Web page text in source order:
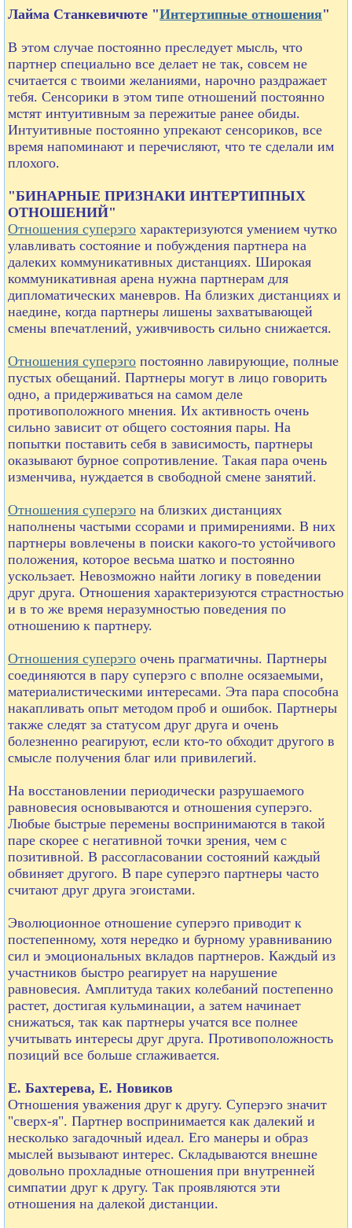
Лайма Станкевичюте "Интертипные отношения"
В этом случае постоянно преследует мысль, что
партнер специально все делает не так, совсем не
считается с твоими желаниями, нарочно раздражает
тебя. Сенсорики в этом типе отношений постоянно
мстят интуитивным за пережитые ранее обиды.
Интуитивные постоянно упрекают сенсориков, все
время напоминают и перечисляют, что те сделали им
плохого.
"БИНАРНЫЕ ПРИЗНАКИ ИНТЕРТИПНЫХ
ОТНОШЕНИЙ"
Отношения суперэго характеризуются умением чутко
улавливать состояние и побуждения партнера на
далеких коммуникативных дистанциях. Широкая
коммуникативная арена нужна партнерам для
дипломатических маневров. На близких дистанциях и
наедине, когда партнеры лишены захватывающей
смены впечатлений, уживчивость сильно снижается.
Отношения суперэго постоянно лавирующие, полные
пустых обещаний. Партнеры могут в лицо говорить
одно, а придерживаться на самом деле
противоположного мнения. Их активность очень
сильно зависит от общего состояния пары. На
попытки поставить себя в зависимость, партнеры
оказывают бурное сопротивление. Такая пара очень
изменчива, нуждается в свободной смене занятий.
Отношения суперэго на близких дистанциях
наполнены частыми ссорами и примирениями. В них
партнеры вовлечены в поиски какого-то устойчивого
положения, которое весьма шатко и постоянно
ускользает. Невозможно найти логику в поведении
друг друга. Отношения характеризуются страстностью
и в то же время неразумностью поведения по
отношению к партнеру.
Отношения суперэго очень прагматичны. Партнеры
соединяются в пару суперэго с вполне осязаемыми,
материалистическими интересами. Эта пара способна
накапливать опыт методом проб и ошибок. Партнеры
также следят за статусом друг друга и очень
болезненно реагируют, если кто-то обходит другого в
смысле получения благ или привилегий.
На восстановлении периодически разрушаемого
равновесия основываются и отношения суперэго.
Любые быстрые перемены воспринимаются в такой
паре скорее с негативной точки зрения, чем с
позитивной. В рассогласовании состояний каждый
обвиняет другого. В паре суперэго партнеры часто
считают друг друга эгоистами.
Эволюционное отношение суперэго приводит к
постепенному, хотя нередко и бурному уравниванию
сил и эмоциональных вкладов партнеров. Каждый из
участников быстро реагирует на нарушение
равновесия. Амплитуда таких колебаний постепенно
растет, достигая кульминации, а затем начинает
снижаться, так как партнеры учатся все полнее
учитывать интересы друг друга. Противоположность
позиций все больше сглаживается.
Е. Бахтерева, Е. Новиков
Отношения уважения друг к другу. Суперэго значит
"сверх-я". Партнер воспринимается как далекий и
несколько загадочный идеал. Его манеры и образ
мыслей вызывают интерес. Складываются внешне
довольно прохладные отношения при внутренней
симпатии друг к другу. Так проявляются эти
отношения на далекой дистанции.